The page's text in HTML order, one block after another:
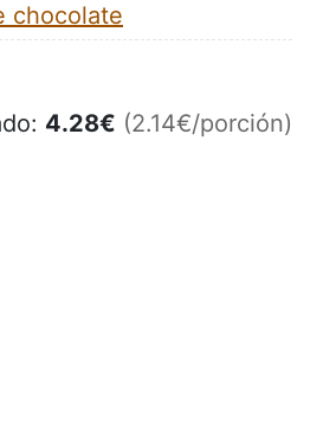
chocolate
4.28€ (2.14€/porción)